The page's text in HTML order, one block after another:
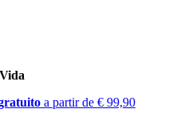
a partir de € 99,90